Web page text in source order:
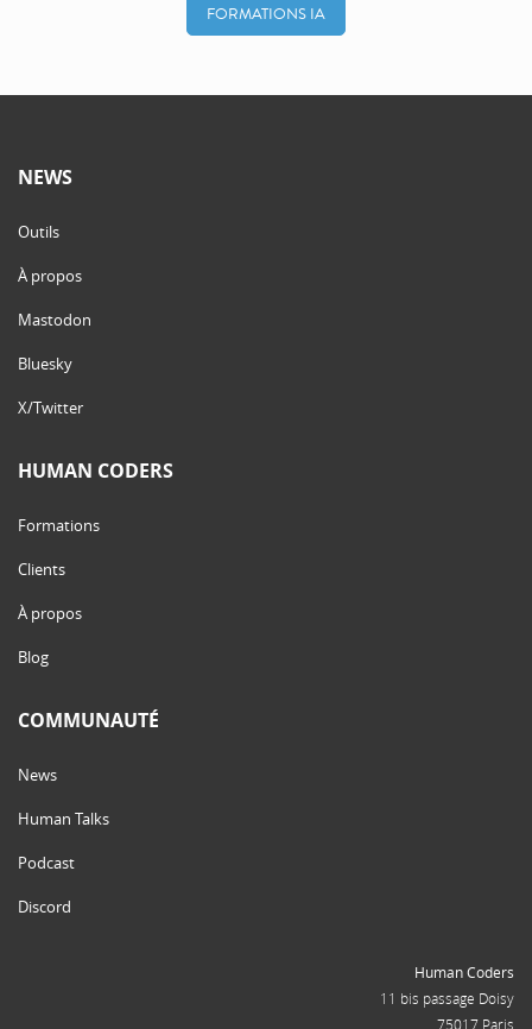
FORMATIONS IA
NEWS
Outils
À propos
Mastodon
Bluesky
X/Twitter
HUMAN CODERS
Formations
Clients
À propos
Blog
COMMUNAUTÉ
News
Human Talks
Podcast
Discord
Human Coders
11 bis passage Doisy
75017 Paris